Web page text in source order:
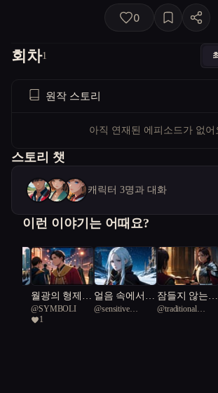
0
회차1
원작 스토리
아직 연재된 에피소드가 없어
스토리 챗
캐릭터 3명과 대화
이런 이야기는 어때요?
월광의 형제:
빛과 그림자의
개화
@SYMBOLI
1
얼음 속에서
깨어나다
@sensitive
잠들지 않는
기사단의 금지
@traditional